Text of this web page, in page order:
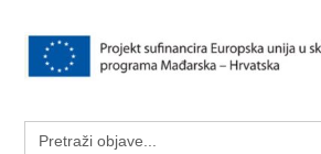
Search
for: